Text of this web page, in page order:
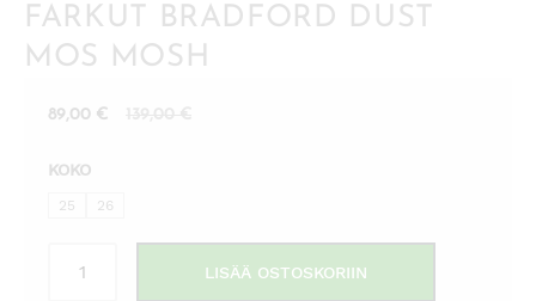
FARKUT BRADFORD DUST
MOS MOSH
89,00 €
KOKO
25 26
Bradford
LISÄÄ OSTOSKORIIN